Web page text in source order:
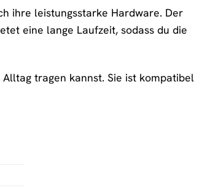
ihre leistungsstarke Hardware. Der
eine lange Laufzeit, sodass du die
tragen kannst. Sie ist kompatibel